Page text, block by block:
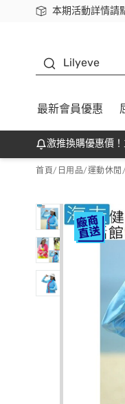
本期活動詳情請
下載app最高回
Lilyeve
最新會員優惠
激推換購優惠價
首頁/ 日用品/運動休閒 /